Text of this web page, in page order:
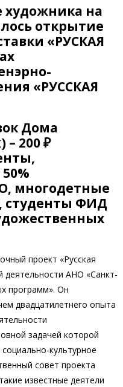
художника на
открытие
«РУСКАЯ
«РУССКАЯ
Дома
200 ₽
многодетные
студенты ФИД
проект «Русская
деятельности АНО «Санкт-
программ». Он
двадцатилетнего опыта
задачей которой
культурное
совет проекта
известные деятели